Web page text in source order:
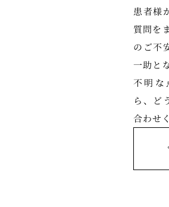
患者様
質問を
のご不
一助と
不明な
ら、ど
合わせ